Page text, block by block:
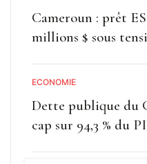
Cameroun : prêt
millions $ sous
ECONOMIE
Dette publique du
cap sur 94,3 % du